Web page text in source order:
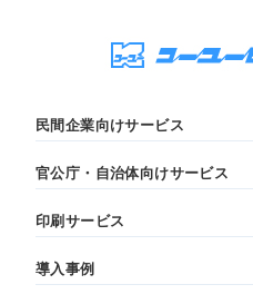
民間企業向けサービス
官公庁・自治体向けサービス
印刷サービス
導入事例